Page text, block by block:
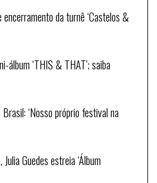
encerramento da turnê ‘Castelos &
álbum ‘THIS & THAT’; saiba
‘Nosso próprio festival na
Guedes estreia ‘Álbum